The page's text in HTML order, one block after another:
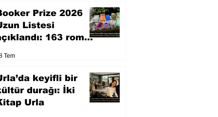
Prize 2026
Listesi
163 roman
Tem
keyifli bir
durağı: İki
Urla